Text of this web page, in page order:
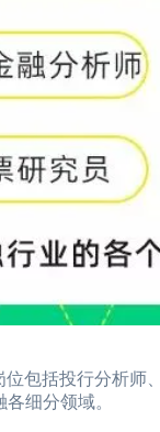
括投行分析师
细分领域。